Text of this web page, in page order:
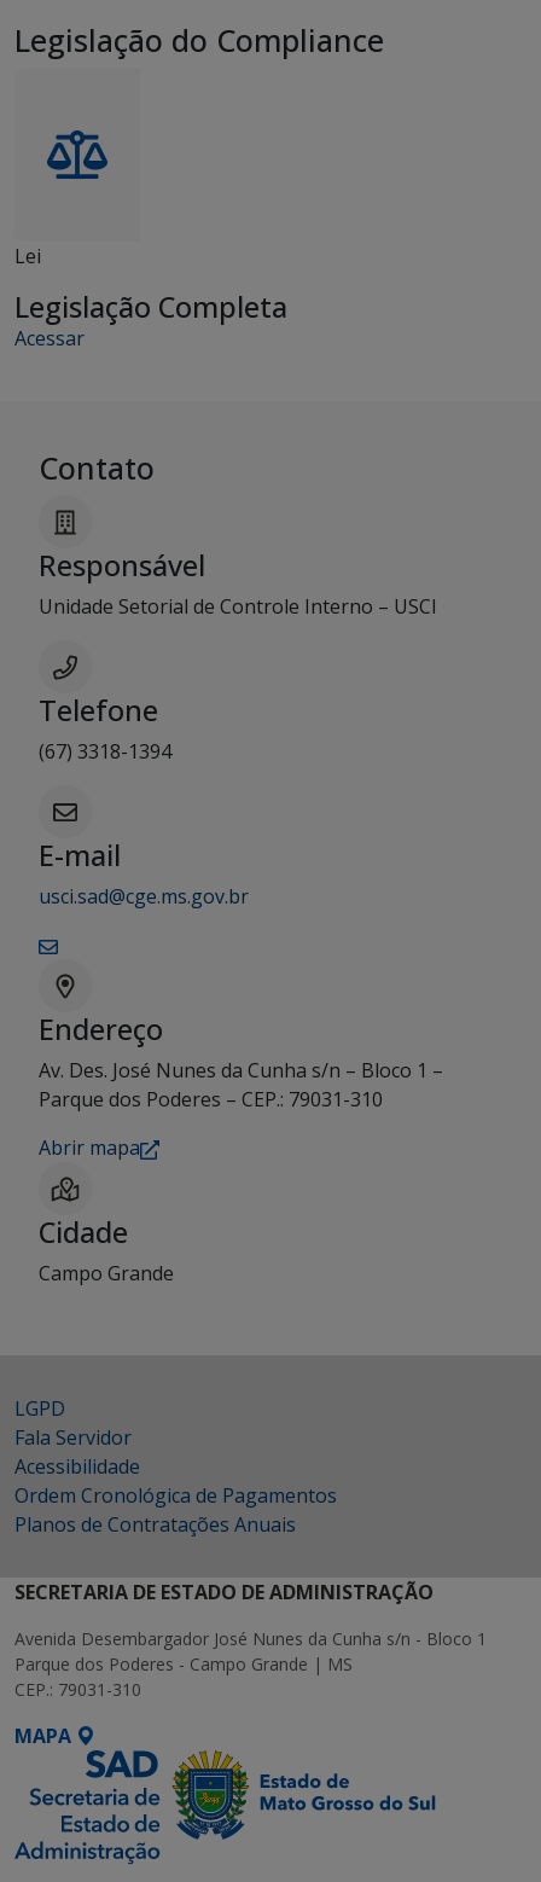
Legislação do Compliance
Lei
Legislação Completa
Acessar
Contato
Responsável
Unidade Setorial de Controle Interno – USCI
Telefone
(67) 3318-1394
E-mail
usci.sad@cge.ms.gov.br
Endereço
Av. Des. José Nunes da Cunha s/n – Bloco 1 –
Parque dos Poderes – CEP.: 79031-310
Abrir mapa
Cidade
Campo Grande
LGPD
Fala Servidor
Acessibilidade
Ordem Cronológica de Pagamentos
Planos de Contratações Anuais
SECRETARIA DE ESTADO DE ADMINISTRAÇÃO
Avenida Desembargador José Nunes da Cunha s/n - Bloco 1
Parque dos Poderes - Campo Grande | MS
CEP.: 79031-310
MAPA